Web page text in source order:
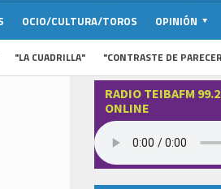
OCIO/CULTURA/TOROS OPINIÓN
"LA CUADRILLA" "CONTRASTE DE
RADIO TEIBAFM
ONLINE